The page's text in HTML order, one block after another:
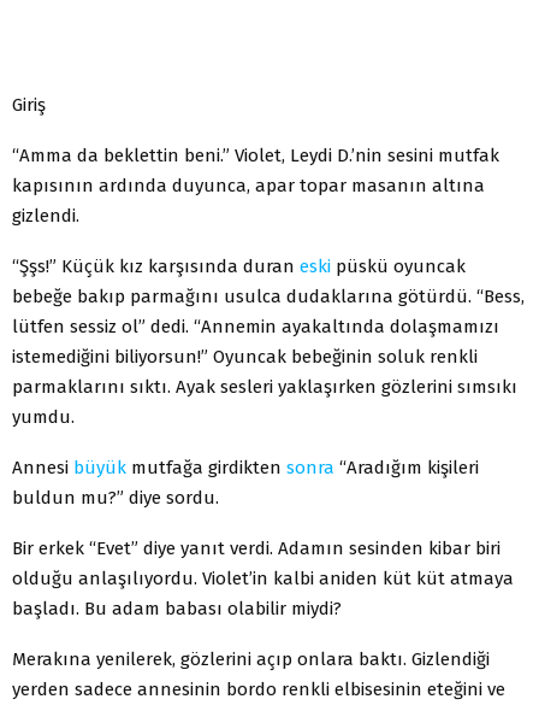
Giriş
“Amma da beklettin beni.” Violet, Leydi D.’nin sesini mutfak
kapısının ardında duyunca, apar topar masanın altına
gizlendi.
“Şşs!” Küçük kız karşısında duran eski püskü oyuncak
bebeğe bakıp parmağını usulca dudaklarına götürdü. “Bess,
lütfen sessiz ol” dedi. “Annemin ayakaltında dolaşmamızı
istemediğini biliyorsun!” Oyuncak bebeğinin soluk renkli
parmaklarını sıktı. Ayak sesleri yaklaşırken gözlerini sımsıkı
yumdu.
Annesi büyük mutfağa girdikten sonra “Aradığım kişileri
buldun mu?” diye sordu.
Bir erkek “Evet” diye yanıt verdi. Adamın sesinden kibar biri
olduğu anlaşılıyordu. Violet’in kalbi aniden küt küt atmaya
başladı. Bu adam babası olabilir miydi?
Merakına yenilerek, gözlerini açıp onlara baktı. Gizlendiği
yerden sadece annesinin bordo renkli elbisesinin eteğini ve